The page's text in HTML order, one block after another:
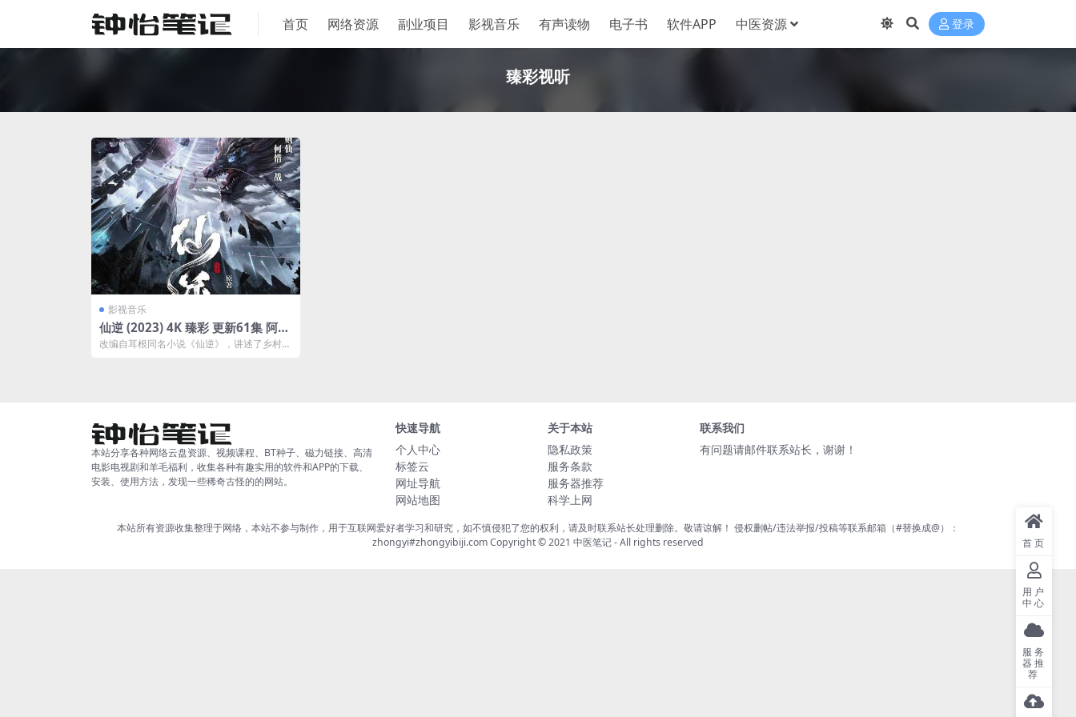
首页 网络资源 副业项目 影视音乐 有声读物 电子书 软件APP 中医资源 登录
臻彩视听
影视音乐
仙逆 (2023) 4K 臻彩 更新61集 阿里
云下载
改编自耳根同名小说《仙逆》，讲述了乡村平
本站分享各种网络云盘资源、视频课程、BT种子、磁力链接、高清
电影电视剧和羊毛福利，收集各种有趣实用的软件和APP的下载、
安装、使用方法，发现一些稀奇古怪的的网站。
快速导航
个人中心
标签云
网址导航
网站地图
关于本站
隐私政策
服务条款
服务器推荐
科学上网
联系我们
有问题请邮件联系站长，谢谢！
本站所有资源收集整理于网络，本站不参与制作，用于互联网爱好者学习和研究，如不慎侵犯了您的权利，请及时联系站长处理删除。敬请谅解！ 侵权删帖/违法举报/投稿等联系邮箱（#替换成@）：
zhongyi#zhongyibiji.com Copyright © 2021 中医笔记- All rights reserved 首页
用户
中心
服务
器推
荐